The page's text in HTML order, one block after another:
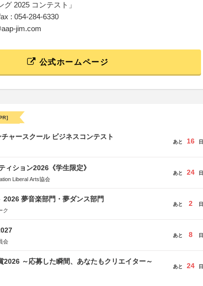
グ 2025 コンテスト」
: 054-284-6330
jim.com
公式ホームページ
ャースクール ビジネスコンテスト
あと 16 日
ィション2026《学生限定》
Liberal Arts協会
あと 24 日
2026 夢音楽部門・夢ダンス部門
ク
あと 2 日
会
あと 8 日
2026 ～応募した瞬間、あなたもクリエイター～
あと 24 日